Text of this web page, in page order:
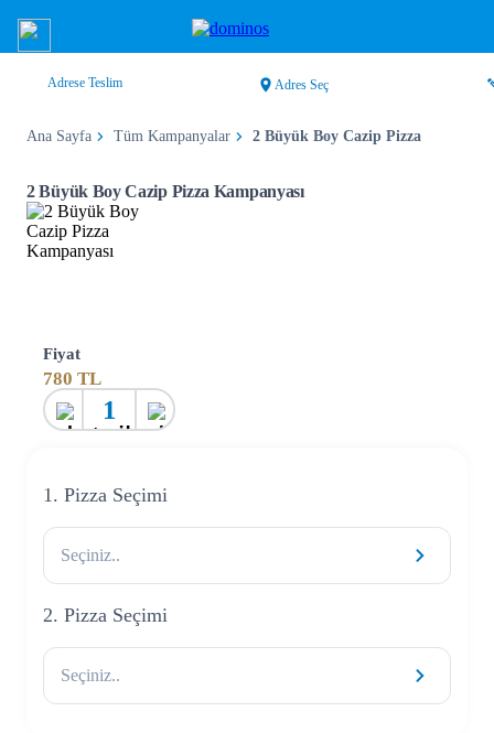
Adrese Teslim Adres Seç
Ana Sayfa Tüm Kampanyalar 2 Büyük Boy Cazip Pizza
2 Büyük Boy Cazip Pizza Kampanyası
Fiyat
780 TL
1
1. Pizza Seçimi
Seçiniz..
2. Pizza Seçimi
Seçiniz..